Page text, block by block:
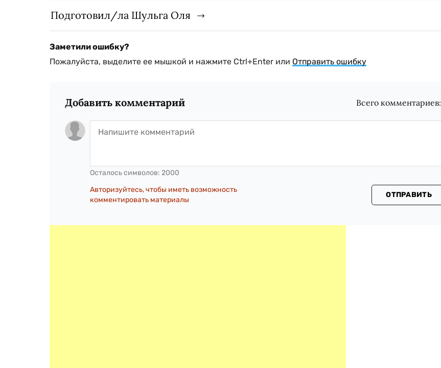
Подготовил/ла Шульга Оля
Заметили ошибку?
Пожалуйста, выделите ее мышкой и нажмите Ctrl+Enter или Отправить ошибку
Добавить комментарий Всего комментариев:
Осталось символов: 2000
Авторизуйтесь, чтобы иметь возможность
комментировать материалы
ОТПРАВИТЬ